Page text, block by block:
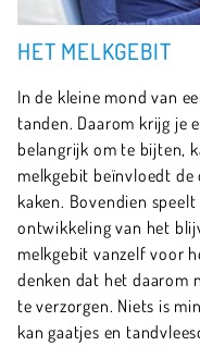
HET MELKGEBIT
In de kleine mond van
tanden. Daarom krijg je
belangrijk om te bijten,
melkgebit beïnvloedt
kaken. Bovendien
ontwikkeling van het
melkgebit vanzelf voor
denken dat het daarom
te verzorgen. Niets is
kan gaatjes en